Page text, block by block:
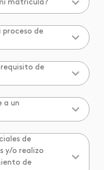
matrícula?
proceso de
de
a un
de
y/o realizo
de